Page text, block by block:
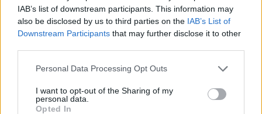
IAB’s list of downstream participants. This information may
also be disclosed by us to third parties on the IAB’s List of
Downstream Participants that may further disclose it to other
Personal Data Processing Opt Outs
I want to opt-out of the Sharing of my
personal data.
Opted In